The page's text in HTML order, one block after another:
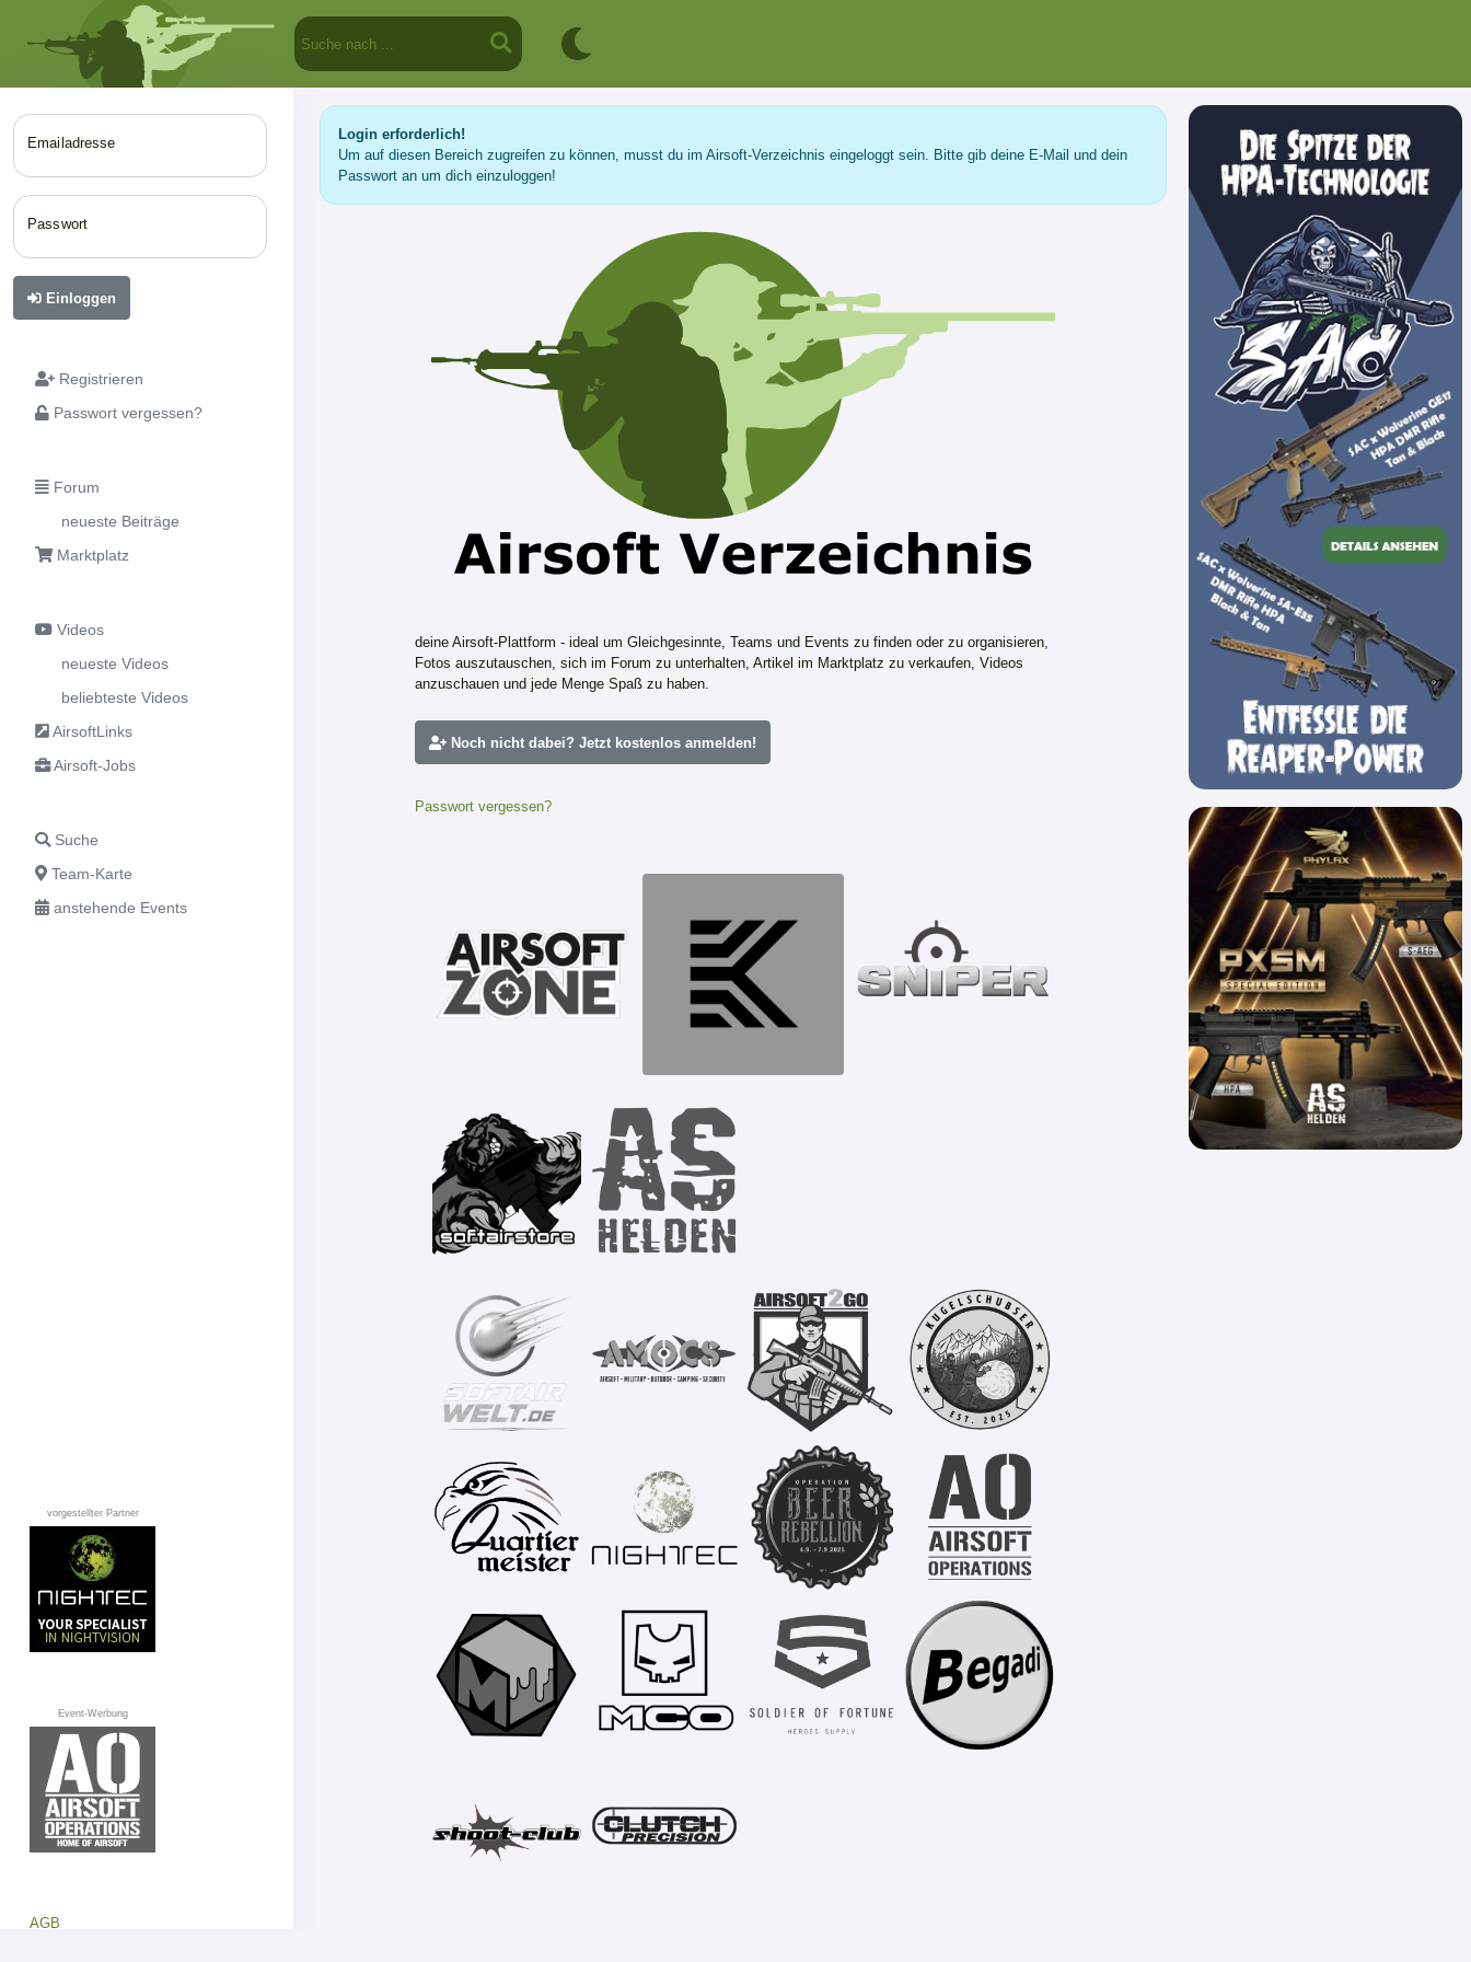
Emailadresse
Passwort
Einloggen
Registrieren
Passwort vergessen?
Forum
neueste Beiträge
Marktplatz
Videos
neueste Videos
beliebteste Videos
AirsoftLinks
Airsoft-Jobs
Suche
Team-Karte
anstehende Events
vorgestellter Partner
Event-Werbung
AGB
Login erforderlich!
Um auf diesen Bereich zugreifen zu können, musst du im Airsoft-Verzeichnis eingeloggt sein. Bitte gib deine E-Mail und dein
Passwort an um dich einzuloggen!
deine Airsoft-Plattform - ideal um Gleichgesinnte, Teams und Events zu finden oder zu organisieren,
Fotos auszutauschen, sich im Forum zu unterhalten, Artikel im Marktplatz zu verkaufen, Videos
anzuschauen und jede Menge Spaß zu haben.
Noch nicht dabei? Jetzt kostenlos anmelden!
Passwort vergessen?